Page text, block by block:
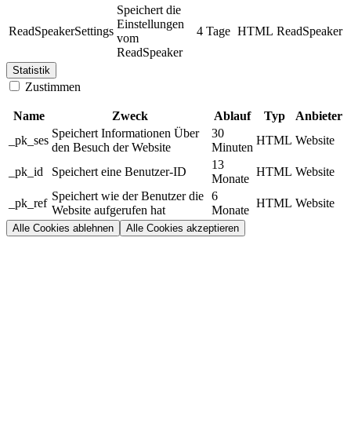
ReadSpeakerSettings
Speichert die
Einstellungen
vom
ReadSpeaker
4 Tage HTML ReadSpeaker
Statistik
Zustimmen
Name Zweck Ablauf Typ
Anbieter
_pk_ses
Speichert Informationen Über
den Besuch der Website
30
Minuten
HTML Website
_pk_id Speichert eine Benutzer-ID
13
Monate
HTML Website
_pk_ref
Speichert wie der Benutzer die
Website aufgerufen hat
6
Monate
HTML Website
Alle Cookies ablehnen Alle Cookies akzeptieren